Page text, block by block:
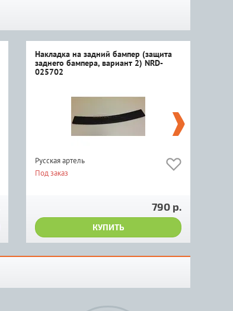
Накладка на задний бампер (защита
заднего бампера, вариант 2) NRD-
025702
Русская артель
Под заказ
790 р.
КУПИТЬ